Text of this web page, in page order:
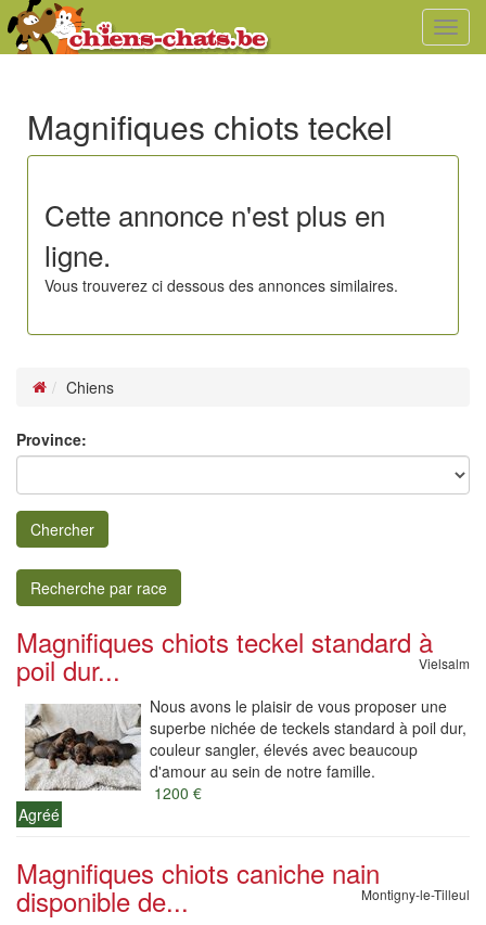
Magnifiques chiots teckel
Cette annonce n'est plus en
ligne.
Vous trouverez ci dessous des annonces similaires.
Chiens
Province:
Chercher
Recherche par race
Magnifiques chiots teckel standard à
poil dur... Vielsalm
Nous avons le plaisir de vous proposer une
superbe nichée de teckels standard à poil dur,
couleur sangler, élevés avec beaucoup
d'amour au sein de notre famille.
1200 €
Agréé
Magnifiques chiots caniche nain
disponible de... Montigny-le-Tilleul